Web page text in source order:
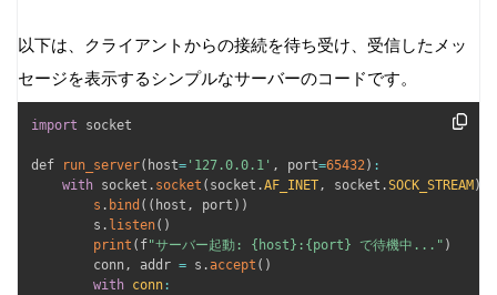
以下は、クライアントからの接続を待ち受け、受信したメッ
セージを表示するシンプルなサーバーのコードです。
import socket
def run_server( host= '127.0.0.1' , port=65432) :
with socket . socket ( socket .AF_INET, socket .SOCK_STREAM )
s . bind ( ( host , port ) )
        s
. listen( )
print ( f"サーバー起動: {host}:{port} で待機中..." )
        conn
, addr = s .accept ( )
with conn :